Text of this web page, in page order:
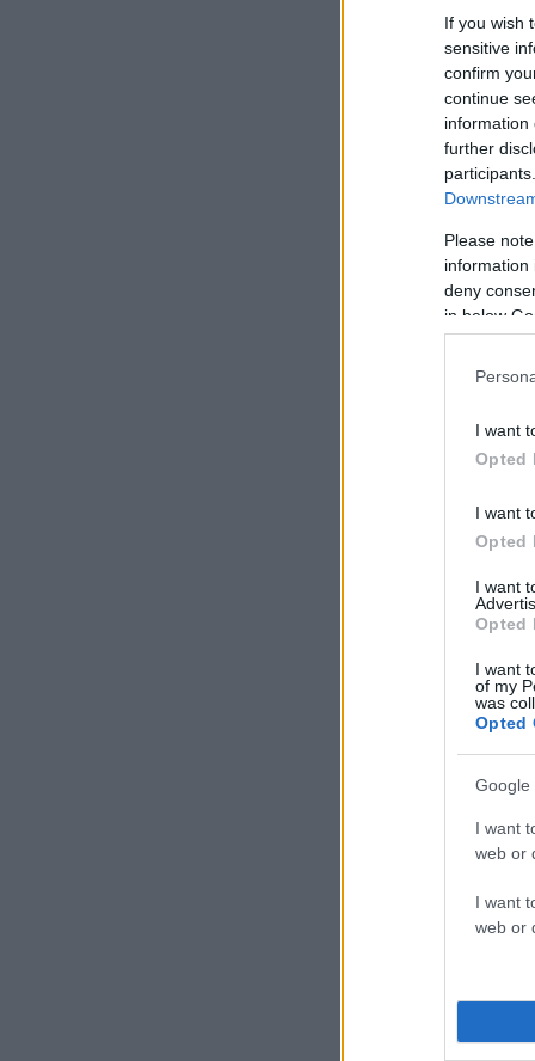
If you wish
sensitive
confirm
continue
information
further
Please
information
deny
in below
I want
Opted
I want
Opted
I want
Opted
I want
of my
was
Opted
Google
I want
web or
I want
web or